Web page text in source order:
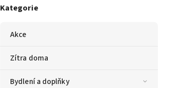
Kategorie
Akce
Zítra doma
Bydlení a doplňky